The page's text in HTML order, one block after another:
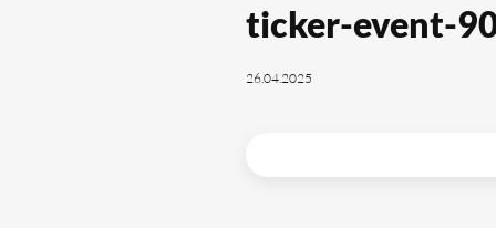
ticker-event-
26.04.2025